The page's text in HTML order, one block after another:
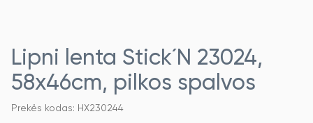
Lipni lenta Stick´N 23024,
58x46cm, pilkos spalvos
Prekės kodas: HX230244